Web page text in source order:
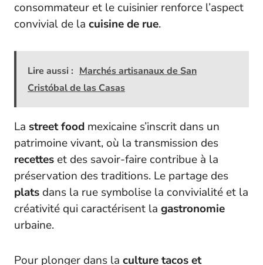
consommateur et le cuisinier renforce l’aspect
convivial de la cuisine de rue.
Lire aussi : Marchés artisanaux de San
Cristóbal de las Casas
La street food mexicaine s’inscrit dans un
patrimoine vivant, où la transmission des
recettes et des savoir-faire contribue à la
préservation des traditions. Le partage des
plats dans la rue symbolise la convivialité et la
créativité qui caractérisent la gastronomie
urbaine.
Pour plonger dans la culture tacos et